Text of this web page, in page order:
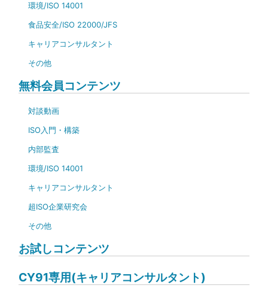
環境/ISO 14001
食品安全/ISO 22000/JFS
キャリアコンサルタント
その他
無料会員コンテンツ
対談動画
ISO入門・構築
内部監査
環境/ISO 14001
キャリアコンサルタント
超ISO企業研究会
その他
お試しコンテンツ
CY91専用(キャリアコンサルタント)